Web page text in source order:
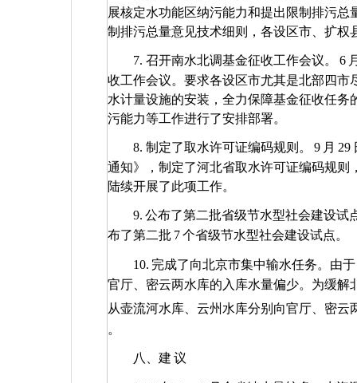
展核定水功能区纳污能力和提出限制排污
制排污总量意见技术细则，各设区市、扩
7. 召开南水北调基金征收工作会议。 6
收工作会议。要求各设区市尤其是北部四
水计量设施的安装，全力保障基金征收任
污能力等工作进行了安排部署。
8. 制定了取水许可证编码规则。 9 月 29
通知》，制定了河北省取水许可证编码规
陆续开展了此项工作。
9. 公布了第二批省级节水型社会建设试
布了第二批 7个省级节水型社会建设试点。
10. 完成了向北京市集中输水任务。由于
官厅、密云两水库的入库水量偏少。为缓解
从壶流河水库、云州水库分别向官厅、密
。
八、建 议